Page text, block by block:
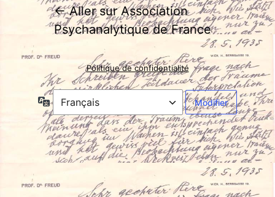
← Aller sur Association
Psychanalytique de France
Politique de confidentialité
Langue